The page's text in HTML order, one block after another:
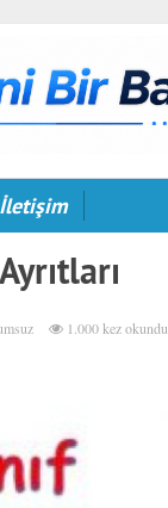
İletişim
1.000 kez okundu